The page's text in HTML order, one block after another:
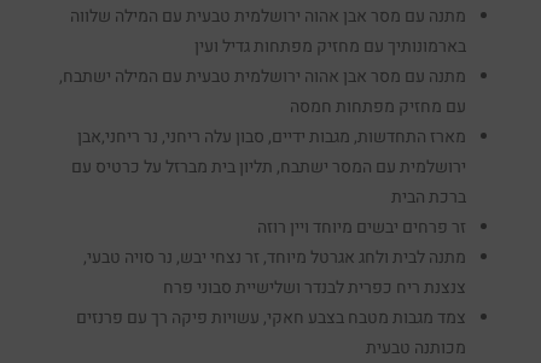
מתנה עם מסר אבן אהוה ירושלמית טבעית עם המילה שלווה
בארמונותיך עם מחזיק מפתחות גדיל ועין
מתנה עם מסר אבן אהוה ירושלמית טבעית עם המילה ישתבח,
עם מחזיק מפתחות חמסה
מארז התחדשות, מגבות ידיים, סבון עלה ריחני, נר ריחני,אבן
ירושלמית עם המסר ישתבח, תליון בית מברזל על כרטיס עם
ברכת הבית
זר פרחים יבשים מיוחד ויין רוזה
מתנה לבית ולחג אגרטל מיוחד, זר נצחי יבש, נר סויה טבעי,
צנצנת ריח כפרית לבנדר ושלישיית סבוני פרח
צמד מגבות מטבח בצבע חאקי, עשויות פיקה רך עם פרנזים
מכותנה טבעית